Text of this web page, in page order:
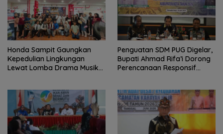
Honda Sampit Gaungkan
Kepedulian Lingkungan
Lewat Lomba Drama Musikal
Penguatan SDM PUG Digelar,
Bupati Ahmad Rifa’i Dorong
Perencanaan Responsif